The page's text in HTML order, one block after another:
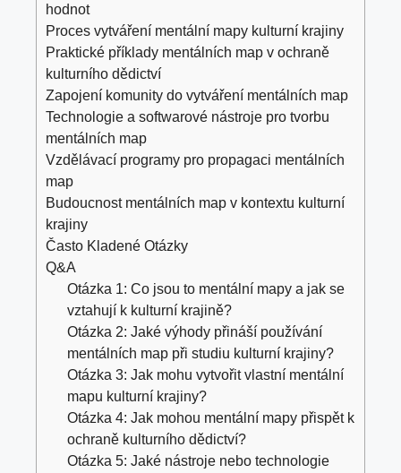
hodnot
Proces vytváření mentální mapy kulturní krajiny
Praktické příklady mentálních map v ochraně
kulturního dědictví
Zapojení komunity do vytváření mentálních map
Technologie a softwarové nástroje pro tvorbu
mentálních map
Vzdělávací programy pro propagaci mentálních
map
Budoucnost mentálních map v kontextu kulturní
krajiny
Často Kladené Otázky
Q&A
Otázka 1: Co jsou to mentální mapy a jak se
vztahují k kulturní krajině?
Otázka 2: Jaké výhody přináší používání
mentálních map při studiu kulturní krajiny?
Otázka 3: Jak mohu vytvořit vlastní mentální
mapu kulturní krajiny?
Otázka 4: Jak mohou mentální mapy přispět k
ochraně kulturního dědictví?
Otázka 5: Jaké nástroje nebo technologie